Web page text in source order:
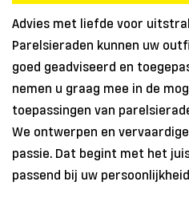
Advies met liefde voor
Parelsieraden kunnen uw
goed geadviseerd en
nemen u graag mee in de
toepassingen van
We ontwerpen en
passie. Dat begint met het
passend bij uw